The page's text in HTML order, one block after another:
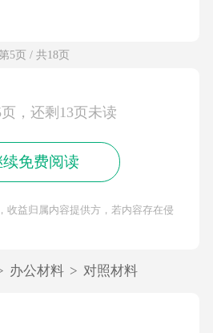
5页 / 共18页
，还剩13页未读
续免费阅读
收益归属内容提供方，若内容存在侵
办公材料 > 对照材料